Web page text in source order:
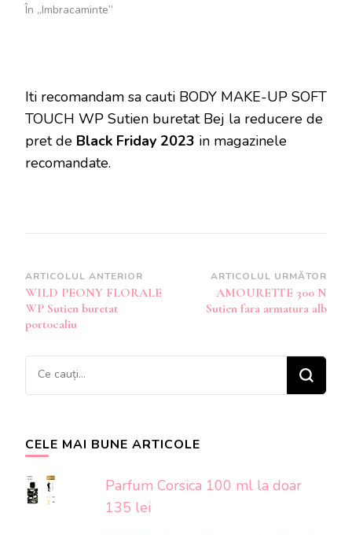
În „Imbracaminte”
Iti recomandam sa cauti BODY MAKE-UP SOFT
TOUCH WP Sutien buretat Bej la reducere de
pret de Black Friday 2023 in magazinele
recomandate.
Navigare
în
articole
ARTICOLUL ANTERIOR
WILD PEONY FLORALE
WP Sutien buretat
portocaliu
ARTICOLUL URMĂTOR
AMOURETTE 300 N
Sutien fara armatura alb
Cauți
ceva?
CELE MAI BUNE ARTICOLE
Parfum Corsica 100 ml la doar
135 lei